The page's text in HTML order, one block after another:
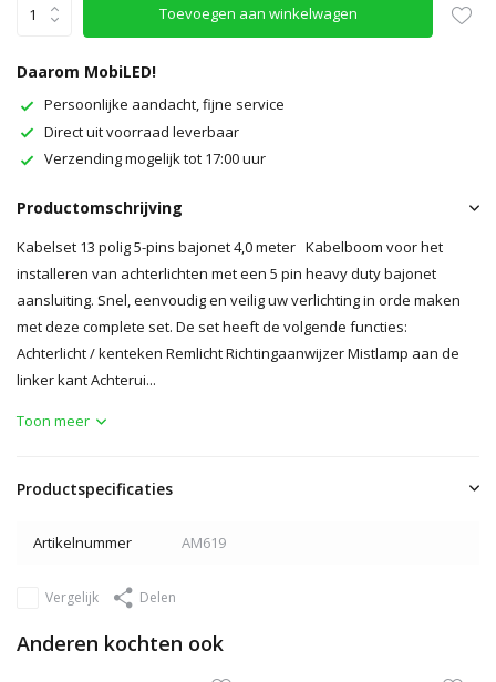
Toevoegen aan winkelwagen
Daarom MobiLED!
Persoonlijke aandacht, fijne service
Direct uit voorraad leverbaar
Verzending mogelijk tot 17:00 uur
Productomschrijving
Kabelset 13 polig 5-pins bajonet 4,0 meter Kabelboom voor het
installeren van achterlichten met een 5 pin heavy duty bajonet
aansluiting. Snel, eenvoudig en veilig uw verlichting in orde maken
met deze complete set. De set heeft de volgende functies:
Achterlicht / kenteken Remlicht Richtingaanwijzer Mistlamp aan de
linker kant Achterui...
Toon meer
Productspecificaties
Artikelnummer AM619
Vergelijk Delen
Anderen kochten ook